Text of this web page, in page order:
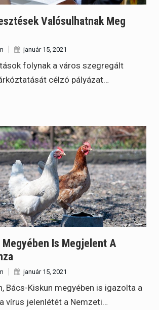
Valósulhatnak Meg
január 15, 2021
folynak a város szegregált
célzó pályázat…
Megyében Is Megjelent A
január 15, 2021
Bács-Kiskun megyében is igazolta a
vírus jelenlétét a Nemzeti…